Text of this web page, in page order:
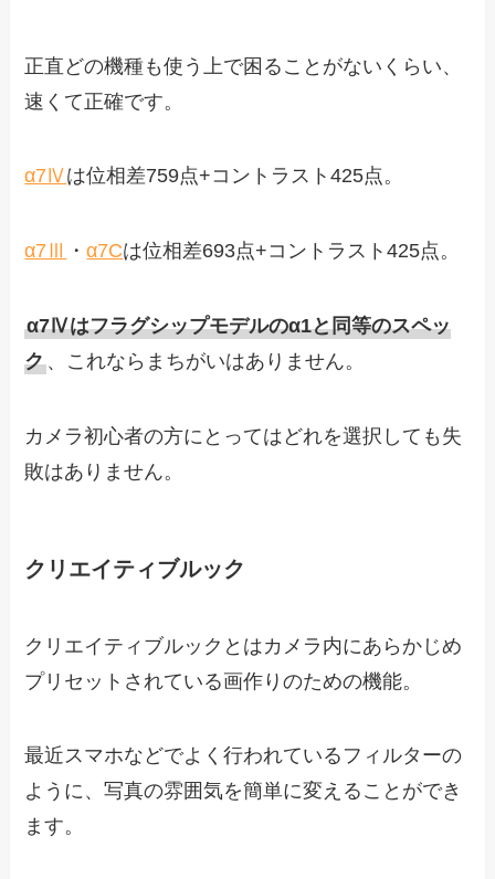
正直どの機種も使う上で困ることがないくらい、
速くて正確です。
α7Ⅳは位相差759点+コントラスト425点。
α7Ⅲ ・α7Cは位相差693点+コントラスト425点。
α7Ⅳはフラグシップモデルのα1と同等のスペッ
ク、これならまちがいはありません。
カメラ初心者の方にとってはどれを選択しても失
敗はありません。
クリエイティブルック
クリエイティブルックとはカメラ内にあらかじめ
プリセットされている画作りのための機能。
最近スマホなどでよく行われているフィルターの
ように、写真の雰囲気を簡単に変えることができ
ます。